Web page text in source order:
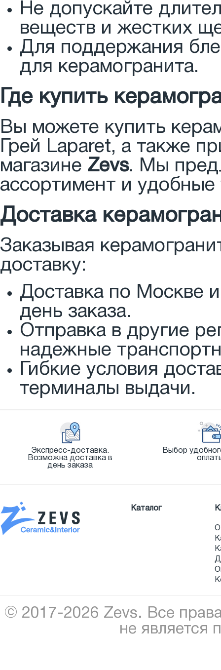
Не допускайте
веществ и жестких
Для поддержания
для керамогранита.
Где купить
Вы можете купить
Грей Laparet, а также
магазине Zevs. Мы
ассортимент и удобные
Доставка
Заказывая
доставку:
Доставка по Москве
день заказа.
Отправка в другие
надежные
Гибкие условия
терминалы выдачи.
Экспресс-доставка.
Возможна доставка в
день заказа
Выбор
Каталог
О
© 2017-2026 Zevs. Все
не является